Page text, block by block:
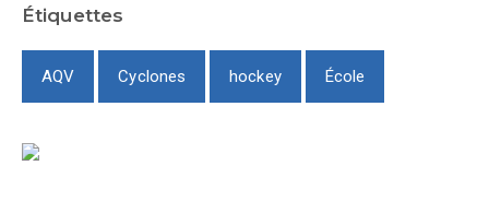
Étiquettes
AQV Cyclones hockey École